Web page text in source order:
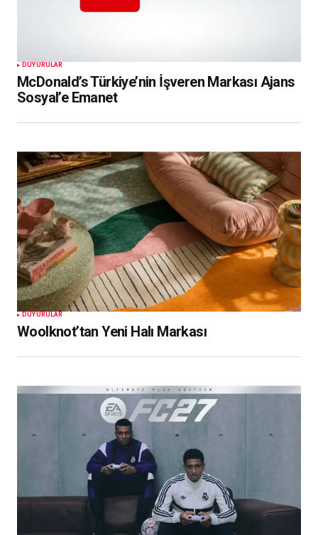
DUYURULAR
McDonald’s Türkiye’nin İşveren Markası Ajans
Sosyal’e Emanet
DUYURULAR
Woolknot’tan Yeni Halı Markası